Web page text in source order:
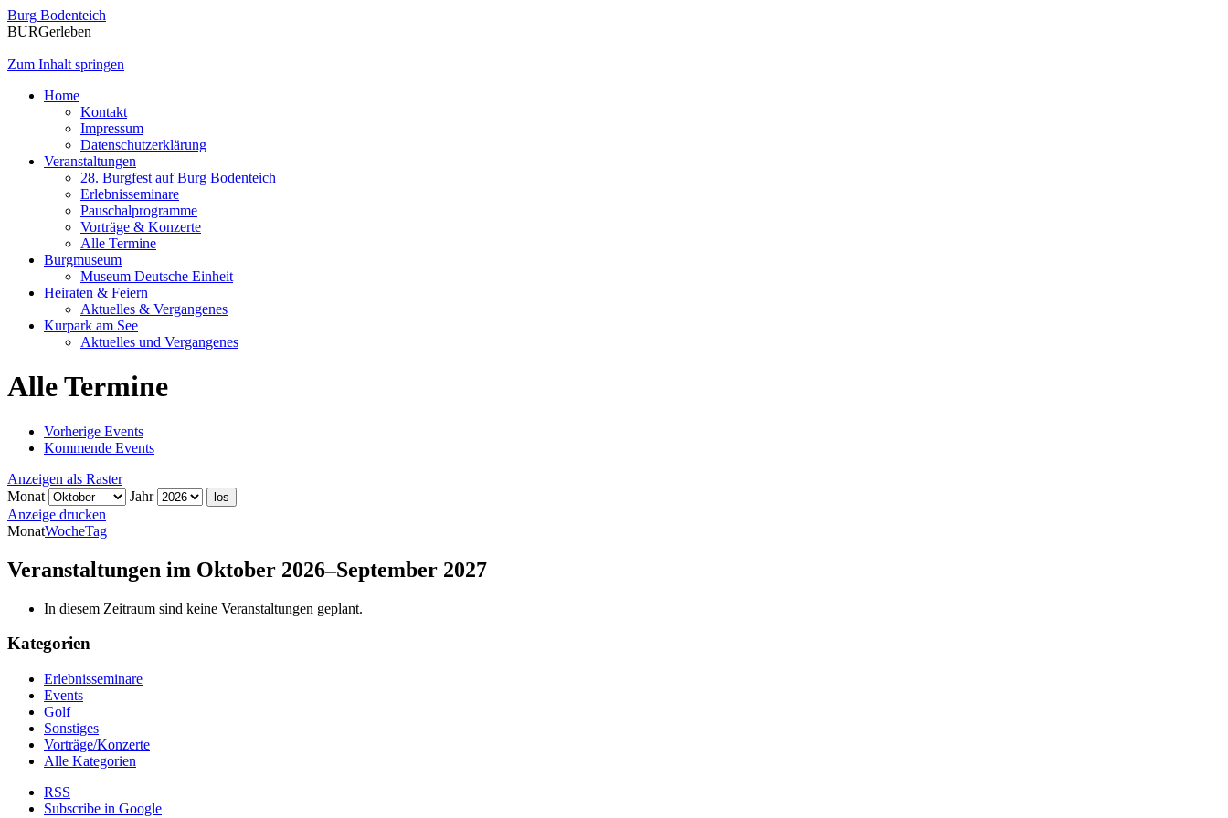
Burg Bodenteich
BURGerleben
Zum Inhalt springen
Home
Kontakt
Impressum
Datenschutzerklärung
Veranstaltungen
28. Burgfest auf Burg Bodenteich
Erlebnisseminare
Pauschalprogramme
Vorträge & Konzerte
Alle Termine
Burgmuseum
Museum Deutsche Einheit
Heiraten & Feiern
Aktuelles & Vergangenes
Kurpark am See
Aktuelles und Vergangenes
Alle Termine
Vorherige Events
Kommende Events
Anzeigen als Raster
Monat
Jahr
Anzeige drucken
MonatWocheTag
Veranstaltungen im Oktober 2026–September 2027
In diesem Zeitraum sind keine Veranstaltungen geplant.
Kategorien
Erlebnisseminare
Events
Golf
Sonstiges
Vorträge/Konzerte
Alle Kategorien
RSS
Subscribe in Google